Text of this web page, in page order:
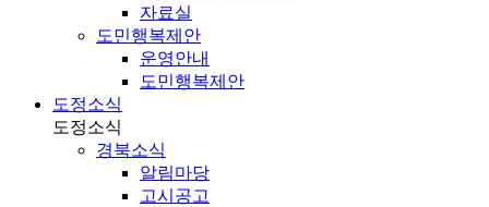
자료실
도민행복제안
운영안내
도민행복제안
도정소식
도정소식
경북소식
알림마당
고시공고